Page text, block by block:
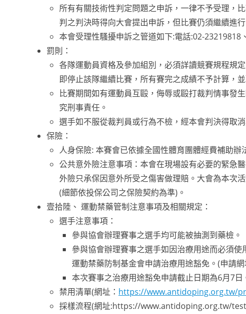
所有有關技術性判定問題之申訴，一律不予受理，
判之判決時得向大會提出申訴，但比賽仍須繼續進
本會受理性騷擾申訴之管道如下:電話:02-
罰則：
各隊運動員資格及參加組別，必須詳讀競賽規程規
即停止該隊繼續比賽，所有賽完之成績不予計算，
比賽期間如有運動員互毆，侮辱或毆打裁判情事發
究刑事責任。
選手如不服從裁判員或行為不檢，經本會判決得取
保險：
人身保險: 本賽會已依據全國性體育團體經費補助辦
公共意外險注意事項：本會在現場設有必要的緊急
外險只承保因意外所受之傷害做理賠。大會為本次
(細節依投保公司之保險契約為準)。
壹拾陸、 運動禁藥管制注意事項及相關規定：
選手注意事項：
參與協會辦理賽事之選手均可能被抽測到藥檢。
參與協會辦理賽事之選手如因治療用途而必須
運動禁藥防制基金會申請治療用途豁免。(申請網
本次賽事之治療用途豁免申請截止日期為6月7日
禁用清單(網址： https://www.antidoping.org.tw/
採樣流程(網址:https://www.antidoping.org.tw/